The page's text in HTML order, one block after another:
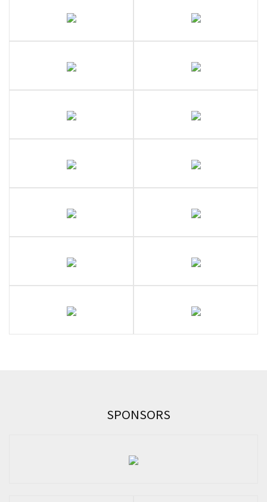
SPONSORS